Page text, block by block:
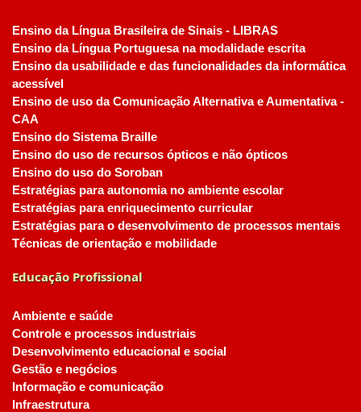
Ensino da Língua Brasileira de Sinais - LIBRAS
Ensino da Língua Portuguesa na modalidade escrita
Ensino da usabilidade e das funcionalidades da informática
acessível
Ensino de uso da Comunicação Alternativa e Aumentativa -
CAA
Ensino do Sistema Braille
Ensino do uso de recursos ópticos e não ópticos
Ensino do uso do Soroban
Estratégias para autonomia no ambiente escolar
Estratégias para enriquecimento curricular
Estratégias para o desenvolvimento de processos mentais
Técnicas de orientação e mobilidade
Educação Profissional
Ambiente e saúde
Controle e processos industriais
Desenvolvimento educacional e social
Gestão e negócios
Informação e comunicação
Infraestrutura